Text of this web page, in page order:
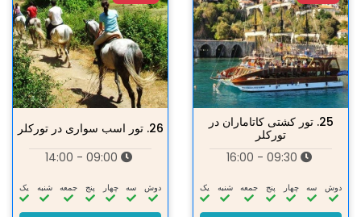
25. تور کشتی کاتاماران در
تورکلر
دوش سه‌ چهار پنج جمعه شنبه یک
26. تور اسب سواری در تورکلر
دوش سه‌ چهار پنج جمعه شنبه یک